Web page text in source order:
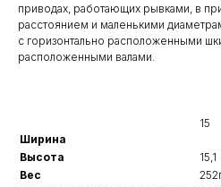
приводах, работающих рывками, в
расстоянием и маленькими
с горизонтально расположенными
расположенными валами.
Ширина
15
Высота
15,1
Вес